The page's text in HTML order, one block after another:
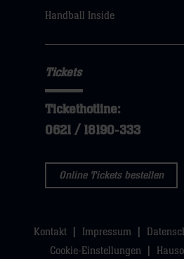
Handball Inside
Tickets
Tickethotline:
0621 / 18190-333
Online Tickets bestellen
Kontakt Impressum
Cookie-Einstellungen